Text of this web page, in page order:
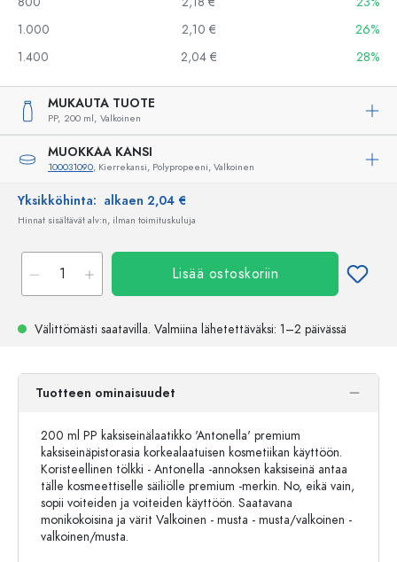
1.000
2,10 €
26%
1.400
2,04 € 28%
MUKAUTA TUOTE
PP, 200 ml, Valkoinen
MUOKKAA KANSI
100031090, Kierrekansi, Polypropeeni, Valkoinen
Yksikköhinta: alkaen 2,04 €
Hinnat sisältävät alv:n, ilman toimituskuluja
Lisää ostoskoriin
Välittömästi saatavilla. Valmiina lähetettäväksi: 1–2 päivässä
Tuotteen ominaisuudet
200 ml PP kaksiseinälaatikko 'Antonella' premium
kaksiseinäpistorasia korkealaatuisen kosmetiikan käyttöön.
Koristeellinen tölkki - Antonella -annoksen kaksiseinä antaa
tälle kosmeettiselle säiliölle premium -merkin. No, eikä vain,
sopii voiteiden ja voiteiden käyttöön. Saatavana
monikokoisina ja värit Valkoinen - musta - musta/valkoinen -
valkoinen/musta.